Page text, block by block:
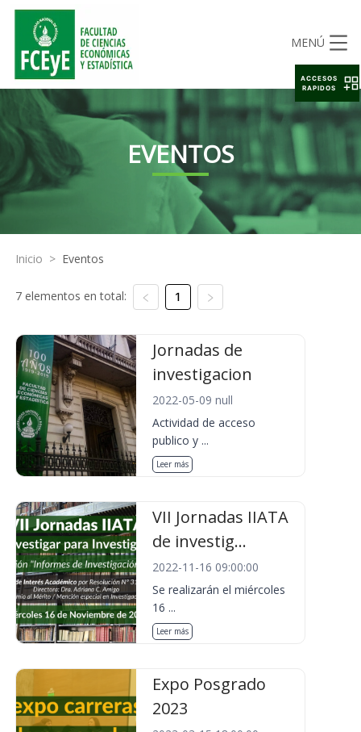
MENÚ
EVENTOS
Inicio > Eventos
7 elementos en total: 1
Jornadas de
investigacion
2022-05-09 null
Actividad de acceso
publico y ...
Leer más
VII Jornadas IIATA
de investig...
2022-11-16 09:00:00
Se realizarán el miércoles
16 ...
Leer más
Expo Posgrado
2023
ACCESOS
RAPIDOS